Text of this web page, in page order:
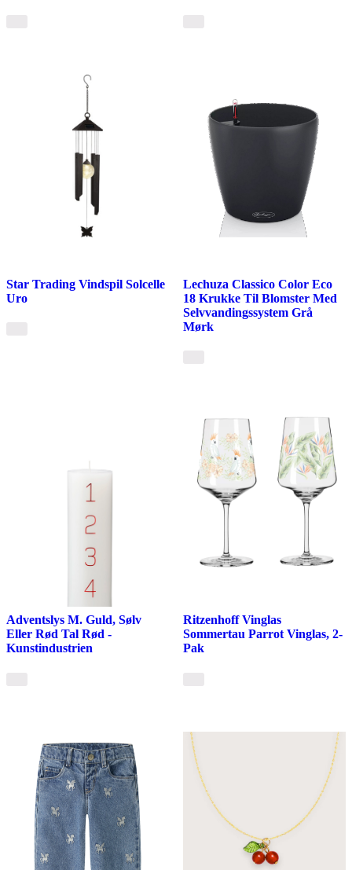
Star Trading Vindspil Solcelle
Uro
Lechuza Classico Color Eco
18 Krukke Til Blomster Med
Selvvandingssystem Grå
Mørk
Adventslys M. Guld, Sølv
Eller Rød Tal Rød -
Kunstindustrien
Ritzenhoff Vinglas
Sommertau Parrot Vinglas, 2-
Pak